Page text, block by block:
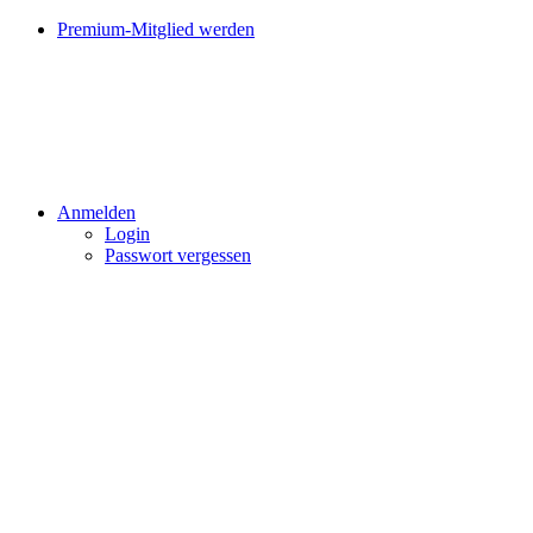
Premium-Mitglied werden
Anmelden
Login
Passwort vergessen